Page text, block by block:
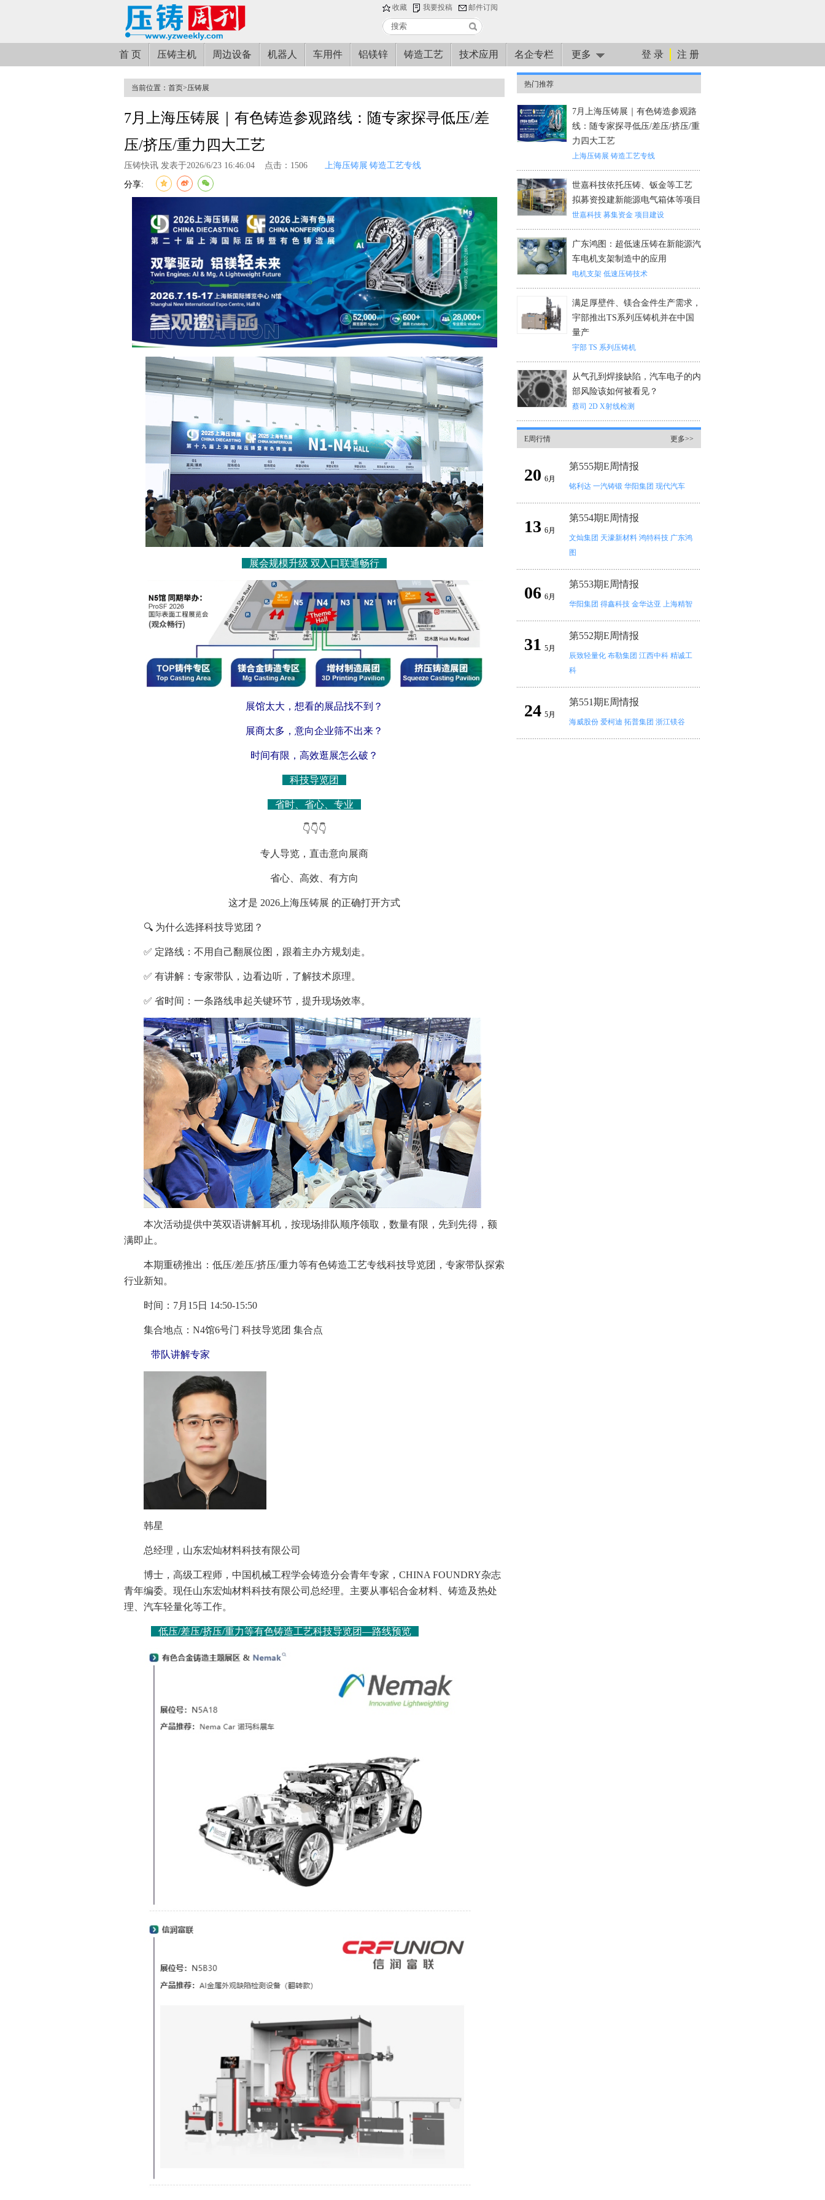
收藏 我要投稿 邮件订阅
首 页 压铸主机 周边设备 机器人 车用件 铝镁锌 铸造工艺 技术应用 名企专栏 更多 登 录 注 册
当前位置： 首页>压铸展
7月上海压铸展｜有色铸造参观路线：随专家探寻低压/差
压/挤压/重力四大工艺
压铸快讯 发表于2026/6/23 16:46:04 点击：1506 上海压铸展 铸造工艺专线
分享:
展会规模升级 双入口联通畅行
展馆太大，想看的展品找不到？
展商太多，意向企业筛不出来？
时间有限，高效逛展怎么破？
科技导览团
省时、省心、专业
👇👇👇
专人导览，直击意向展商
省心、高效、有方向
这才是 2026上海压铸展 的正确打开方式
🔍 为什么选择科技导览团？
✅ 定路线：不用自己翻展位图，跟着主办方规划走。
✅ 有讲解：专家带队，边看边听，了解技术原理。
✅ 省时间：一条路线串起关键环节，提升现场效率。
本次活动提供中英双语讲解耳机，按现场排队顺序领取，数量有限，先到先得，额
满即止。
本期重磅推出：低压/差压/挤压/重力等有色铸造工艺专线科技导览团，专家带队探索
行业新知。
时间：7月15日 14:50-15:50
集合地点：N4馆6号门 科技导览团 集合点
带队讲解专家
韩星
总经理，山东宏灿材料科技有限公司
博士，高级工程师，中国机械工程学会铸造分会青年专家，CHINA FOUNDRY杂志
青年编委。现任山东宏灿材料科技有限公司总经理。主要从事铝合金材料、铸造及热处
理、汽车轻量化等工作。
低压/差压/挤压/重力等有色铸造工艺科技导览团—路线预览
热门推荐
7月上海压铸展｜有色铸造参观路
线：随专家探寻低压/差压/挤压/重
力四大工艺
上海压铸展 铸造工艺专线
世嘉科技依托压铸、钣金等工艺
拟募资投建新能源电气箱体等项目
世嘉科技 募集资金 项目建设
广东鸿图：超低速压铸在新能源汽
车电机支架制造中的应用
电机支架 低速压铸技术
满足厚壁件、镁合金件生产需求，
宇部推出TS系列压铸机并在中国
量产
宇部 TS 系列压铸机
从气孔到焊接缺陷，汽车电子的内
部风险该如何被看见？
蔡司 2D X射线检测
E周行情 更多>>
20 6月
第555期E周情报
铭利达 一汽铸锻 华阳集团 现代汽车
13 6月
第554期E周情报
文灿集团 天濠新材料 鸿特科技 广东鸿
图
06 6月
第553期E周情报
华阳集团 得鑫科技 金华达亚 上海精智
31 5月
第552期E周情报
辰致轻量化 布勒集团 江西中科 精诚工
科
24 5月
第551期E周情报
海威股份 爱柯迪 拓普集团 浙江镁谷